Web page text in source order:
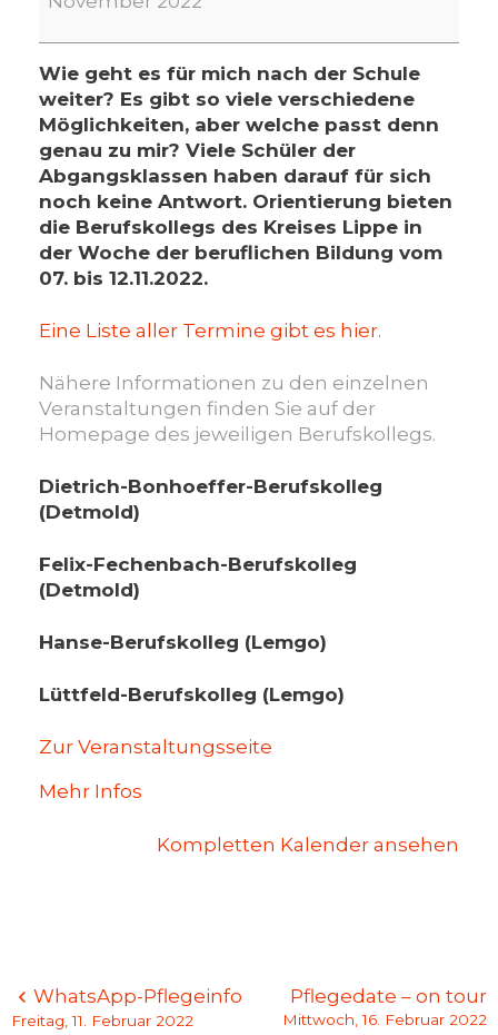
ANGEBOTE
AN
DEN
VIER
BERUFSKOLLEGS
IN
DETMOLD
UND
LEMGO
Wie geht es für mich nach der Schule
weiter? Es gibt so viele verschiedene
Möglichkeiten, aber welche passt denn
genau zu mir? Viele Schüler der
Abgangsklassen haben darauf für sich
noch keine Antwort. Orientierung bieten
die Berufskollegs des Kreises Lippe in
der Woche der beruflichen Bildung vom
07. bis 12.11.2022.
Eine Liste aller Termine gibt es hier.
Nähere Informationen zu den einzelnen
Veranstaltungen finden Sie auf der
Homepage des jeweiligen Berufskollegs.
Dietrich-Bonhoeffer-Berufskolleg
(Detmold)
Felix-Fechenbach-Berufskolleg
(Detmold)
Hanse-Berufskolleg (Lemgo)
Lüttfeld-Berufskolleg (Lemgo)
Zur Veranstaltungsseite
Mehr Infos
Kompletten Kalender ansehen
Beitragsnavigation
WhatsApp-Pflegeinfo
Freitag, 11. Februar 2022
Pflegedate – on tour
Mittwoch, 16. Februar 2022